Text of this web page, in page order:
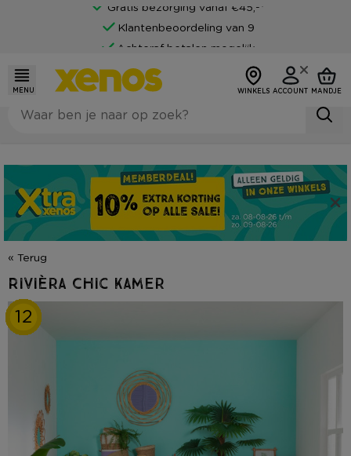
Gratis bezorging vanaf €45,-*
Klantenbeoordeling van 9
Achteraf betalen mogelijk
MENU WINKELS ACCOUNT MANDJE
« Terug
Rivièra Chic kamer
1
2
3
4
5
6
7
8
9
10
11
12